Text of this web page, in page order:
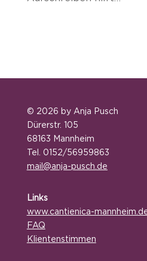
© 2026 by Anja Pusch
Dürerstr. 105
68163 Mannheim
Tel. 0152/56959863
mail@anja-pusch.de
Links
www. cantienica-
FAQ
Klientenstimmen